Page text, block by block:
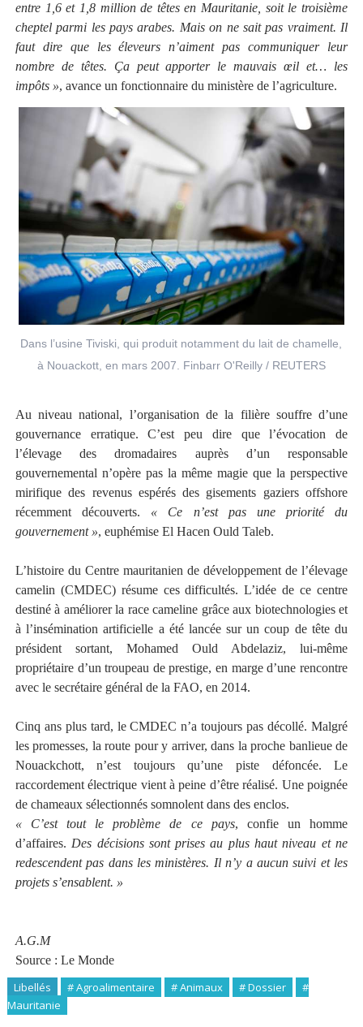
entre 1,6 et 1,8 million de têtes en Mauritanie, soit le troisième
cheptel parmi les pays arabes. Mais on ne sait pas vraiment. Il
faut dire que les éleveurs n’aiment pas communiquer leur
nombre de têtes. Ça peut apporter le mauvais œil et… les
impôts », avance un fonctionnaire du ministère de l’agriculture.
Dans l’usine Tiviski, qui produit notamment du lait de chamelle,
à Nouackott, en mars 2007. Finbarr O'Reilly / REUTERS
Au niveau national, l’organisation de la filière souffre d’une
gouvernance erratique. C’est peu dire que l’évocation de
l’élevage des dromadaires auprès d’un responsable
gouvernemental n’opère pas la même magie que la perspective
mirifique des revenus espérés des gisements gaziers offshore
récemment découverts. « Ce n’est pas une priorité du
gouvernement », euphémise El Hacen Ould Taleb.
L’histoire du Centre mauritanien de développement de l’élevage
camelin (CMDEC) résume ces difficultés. L’idée de ce centre
destiné à améliorer la race cameline grâce aux biotechnologies et
à l’insémination artificielle a été lancée sur un coup de tête du
président sortant, Mohamed Ould Abdelaziz, lui-même
propriétaire d’un troupeau de prestige, en marge d’une rencontre
avec le secrétaire général de la FAO, en 2014.
Cinq ans plus tard, le CMDEC n’a toujours pas décollé. Malgré
les promesses, la route pour y arriver, dans la proche banlieue de
Nouackchott, n’est toujours qu’une piste défoncée. Le
raccordement électrique vient à peine d’être réalisé. Une poignée
de chameaux sélectionnés somnolent dans des enclos.
« C’est tout le problème de ce pays, confie un homme
d’affaires. Des décisions sont prises au plus haut niveau et ne
redescendent pas dans les ministères. Il n’y a aucun suivi et les
projets s’ensablent. »
A.G.M
Source : Le Monde
Libellés # Agroalimentaire # Animaux # Dossier
#
Mauritanie